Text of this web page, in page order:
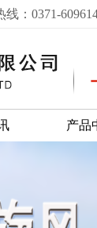
：0371-
产品